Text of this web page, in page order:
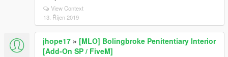
View Context
13. Říjen 2019
jhope17 » [MLO] Bolingbroke Penitentiary Interior
[Add-On SP / FiveM]